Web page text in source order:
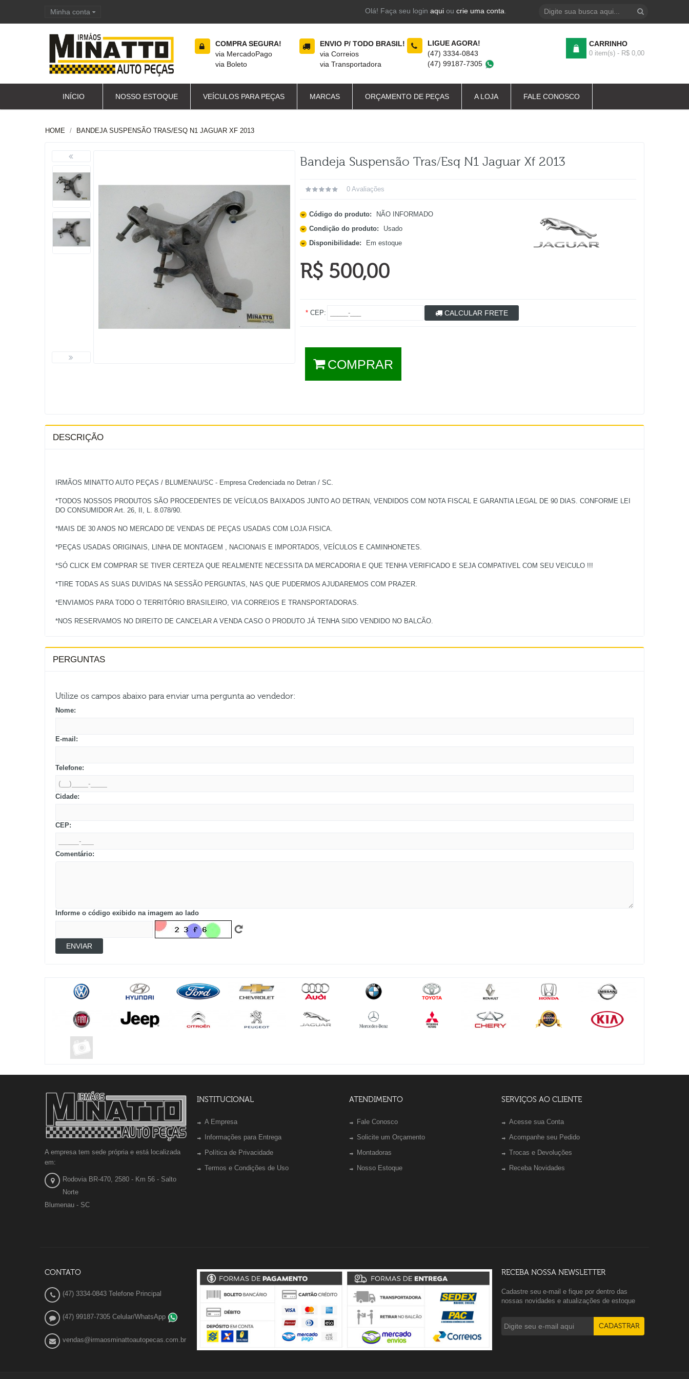
Minha conta Olá! Faça seu login aquiou crie uma conta
COMPRA SEGURA!
via MercadoPago
via Boleto
ENVIO P/ TODO BRASIL!
via Correios
via Transportadora
LIGUE AGORA!
(47) 3334-0843
(47) 99187-7305
CARRINHO
0 item(s) - R$ 0,00
INÍCIO NOSSO ESTOQUE VEÍCULOS PARA PEÇAS MARCAS ORÇAMENTO DE PEÇAS A LOJA FALE CONOSCO
HOME BANDEJA SUSPENSÃO TRAS/ESQ N1 JAGUAR XF 2013
Bandeja Suspensão Tras/esq N1 Jaguar Xf 2013
0 Avaliações
Código do produto:
NÃO INFORMADO
Condição do produto:
Usado
Disponibilidade:
Em estoque
R$ 500,00
*CEP: CALCULAR FRETE
COMPRAR
DESCRIÇÃO
IRMÃOS MINATTO AUTO PEÇAS / BLUMENAU/SC - Empresa Credenciada no Detran / SC.
*TODOS NOSSOS PRODUTOS SÃO PROCEDENTES DE VEÍCULOS BAIXADOS JUNTO AO DETRAN, VENDIDOS COM NOTA FISCAL E GARANTIA LEGAL DE 90 DIAS. CONFORME LEI
DO CONSUMIDOR Art. 26, II, L. 8.078/90.
*MAIS DE 30 ANOS NO MERCADO DE VENDAS DE PEÇAS USADAS COM LOJA FISICA.
*PEÇAS USADAS ORIGINAIS, LINHA DE MONTAGEM , NACIONAIS E IMPORTADOS, VEÍCULOS E CAMINHONETES.
*SÓ CLICK EM COMPRAR SE TIVER CERTEZA QUE REALMENTE NECESSITA DA MERCADORIA E QUE TENHA VERIFICADO E SEJA COMPATIVEL COM SEU VEICULO !!!
*TIRE TODAS AS SUAS DUVIDAS NA SESSÃO PERGUNTAS, NAS QUE PUDERMOS AJUDAREMOS COM PRAZER.
*ENVIAMOS PARA TODO O TERRITÓRIO BRASILEIRO, VIA CORREIOS E TRANSPORTADORAS.
PERGUNTAS
Utilize os campos abaixo para enviar uma pergunta ao vendedor:
Nome:
E-mail:
Telefone:
Cidade:
CEP:
Comentário:
Informe o código exibido na imagem ao lado
ENVIAR
A empresa tem sede própria e está localizada
em:
Rodovia BR-470, 2580 - Km 56 - Salto
Norte
Blumenau - SC
INSTITUCIONAL
A Empresa
Informações para Entrega
Política de Privacidade
Termos e Condições de Uso
ATENDIMENTO
Fale Conosco
Solicite um Orçamento
Montadoras
Nosso Estoque
SERVIÇOS AO CLIENTE
Acesse sua Conta
Acompanhe seu Pedido
Trocas e Devoluções
Receba Novidades
CONTATO
(47) 3334-0843 Telefone Principal
(47) 99187-7305 Celular/WhatsApp
vendas@irmaosminattoautopecas.com.br
RECEBA NOSSA NEWSLETTER
Cadastre seu e-mail e fique por dentro das
nossas novidades e atualizações de estoque